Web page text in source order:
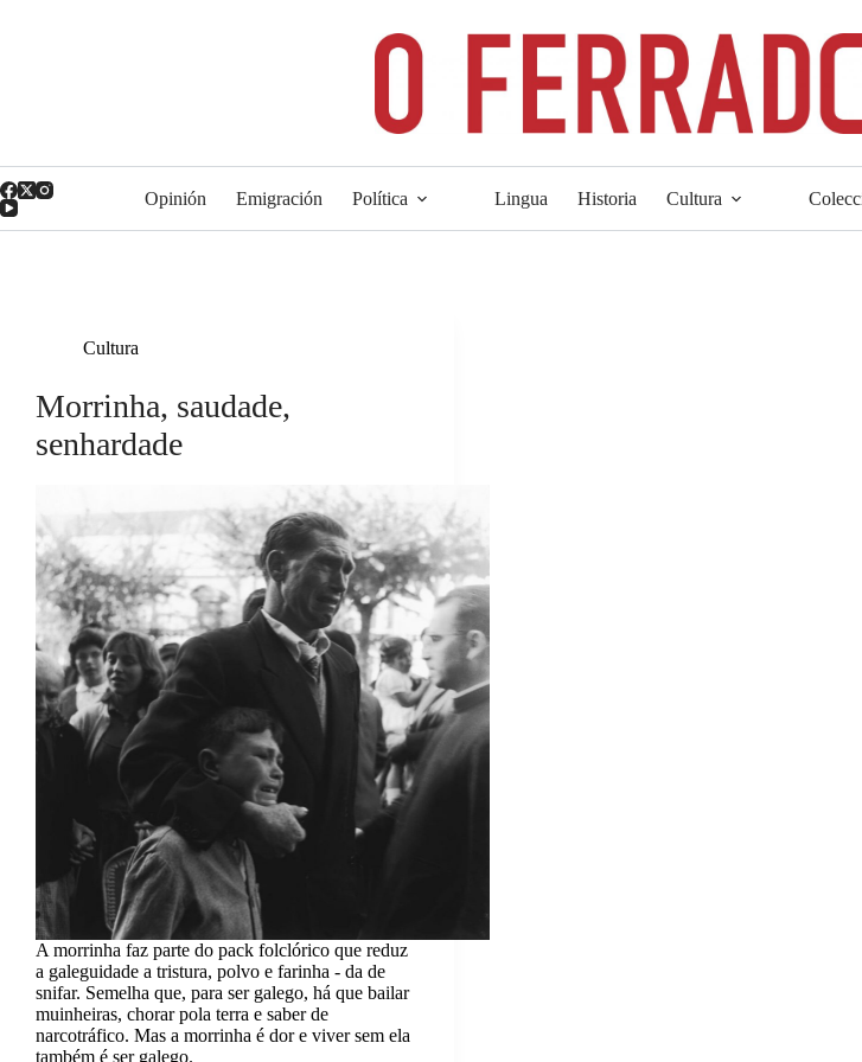
Opinión Emigración Política Lingua Historia Cultura
Cultura
Morrinha, saudade,
senhardade
A morrinha faz parte do pack folclórico que reduz
a galeguidade a tristura, polvo e farinha - da de
snifar. Semelha que, para ser galego, há que bailar
muinheiras, chorar pola terra e saber de
narcotráfico. Mas a morrinha é dor e viver sem ela
também é ser galego.